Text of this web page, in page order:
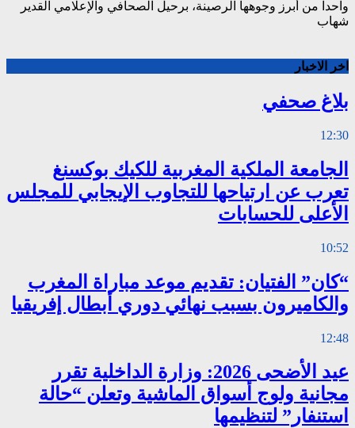
واحداً من أبرز وجوهها الرصينة، برحيل الصحافي والإعلامي القدير
شهاب
اخر الاخبار
بلاغ صحفي
12:30
الجامعة الملكية المغربية للكيك بوكسنغ
تعرب عن ارتياحها للتجاوب الإيجابي للمجلس
الأعلى للحسابات
10:52
“كان” الفتيان: تقديم موعد مباراة المغرب
والكاميرون بسبب نهائي دوري أبطال إفريقيا
12:48
عيد الأضحى 2026: وزارة الداخلية تقرر
مجانية ولوج أسواق الماشية وتعلن “حالة
استنفار” لتنظيمها